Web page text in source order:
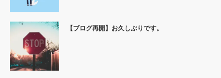
【ブログ再開】お久しぶりです。